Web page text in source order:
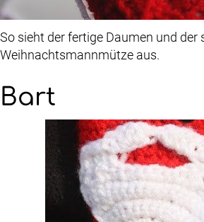
So sieht der fertige Daumen und der
Weihnachtsmannmütze aus.
Bart